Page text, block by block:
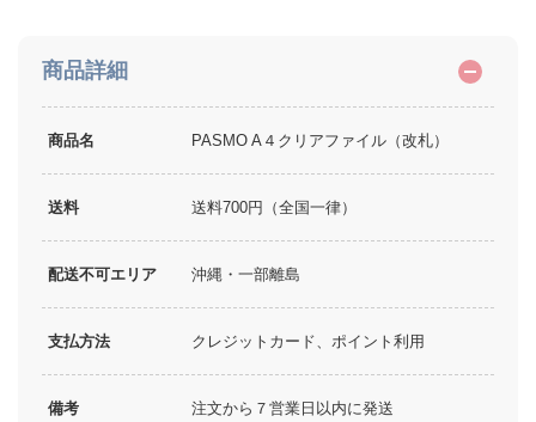
商品詳細
商品名 PASMO A４クリアファイル（改札）
送料 送料700円（全国一律）
配送不可エリア 沖縄・一部離島
支払方法 クレジットカード、ポイント利用
備考 注文から７営業日以内に発送